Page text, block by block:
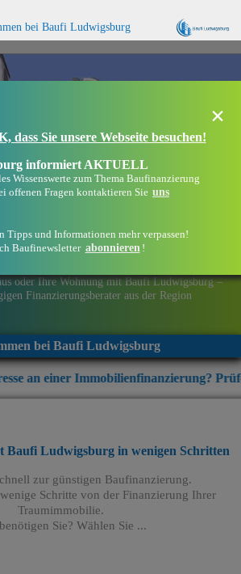
bei Baufi Ludwigsburg
oder Ihre Wohnung mit Baufi Ludwigsburg –
Finanzierungsberater aus der Region
bei Baufi Ludwigsburg
Prüfen Sie jetzt
×
Sie unsere Webseite besuchen!
informiert AKTUELL
Wissenswerte zum Thema Baufinanzierung
offenen Fragen kontaktieren Sie uns
Tipps und Informationen mehr verpassen!
Baufinewsletter abonnieren !
Baufi Ludwigsburg in wenigen Schritten
zur günstigen Baufinanzierung.
Schritte von der Finanzierung Ihrer
Traumimmobilie.
Sie? Wählen Sie ...